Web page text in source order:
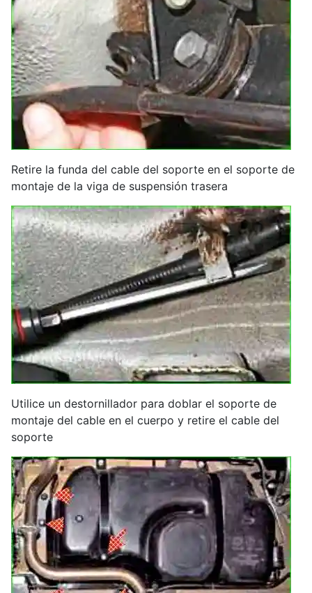
Retire la funda del cable del soporte en el soporte de
montaje de la viga de suspensión trasera
Utilice un destornillador para doblar el soporte de
montaje del cable en el cuerpo y retire el cable del
soporte